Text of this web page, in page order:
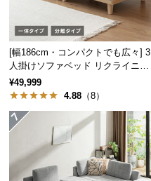
ャ
ン
セ
ル
に
つ
保
[幅186cm・コンパクトでも広々] 3
人掛けソファベッド リクライニン
グ 天然木フレーム 北欧
¥49,999
4.88 （8）